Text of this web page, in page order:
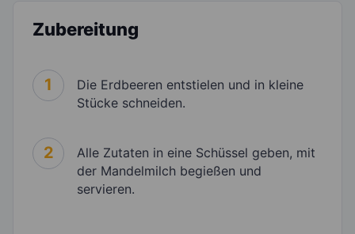
Zubereitung
1
Die Erdbeeren entstielen und in kleine
Stücke schneiden.
2
Alle Zutaten in eine Schüssel geben, mit
der Mandelmilch begießen und
servieren.